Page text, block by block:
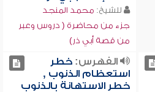
للشيخ: محمد المنجد
جزء من محاضرة ( دروس وعبر
من قصة أبي ذر)
الفهرس:خطر
استعظام الذنوب ,
خطر الاستهانة بالذنوب